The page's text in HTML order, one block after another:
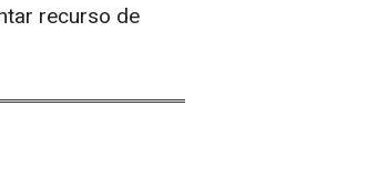
recurso de